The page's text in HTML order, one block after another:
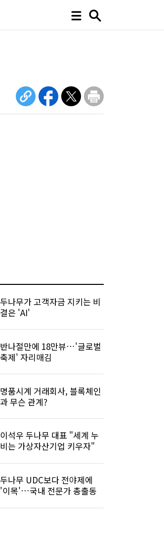
두나무가 고객자금 지키는 비
결은 'AI'
반나절만에 18만뷰…'글로벌
축제' 자리매김
명품시계 거래회사, 블록체인
과 무슨 관계?
이석우 두나무 대표 "세계 누
비는 가상자산기업 키우자"
두나무 UDC보다 전야제에
'이목'…국내 전문가 총출동